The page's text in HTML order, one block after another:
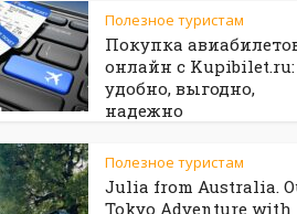
Полезное туристам
Покупка
онлайн с Kupibilet.ru:
удобно, выгодно,
надежно
Полезное туристам
Julia from Australia.
Tokyo Adventure with